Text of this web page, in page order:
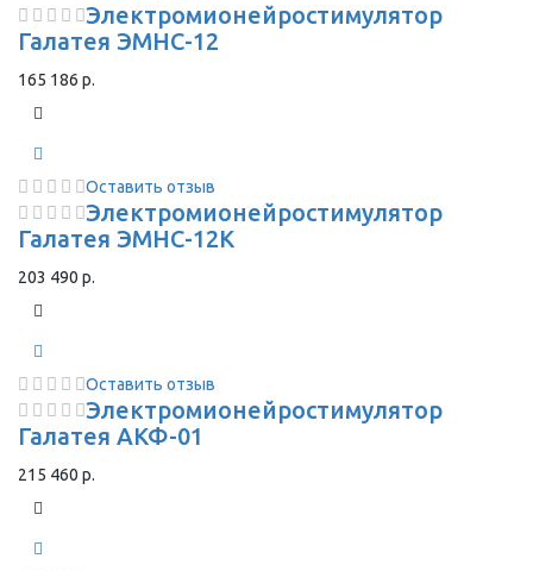
Электромионейростимулятор
Галатея ЭМНС-12
165 186 р.
Оставить отзыв
Электромионейростимулятор
Галатея ЭМНС-12К
203 490 р.
Оставить отзыв
Электромионейростимулятор
Галатея АКФ-01
215 460 р.